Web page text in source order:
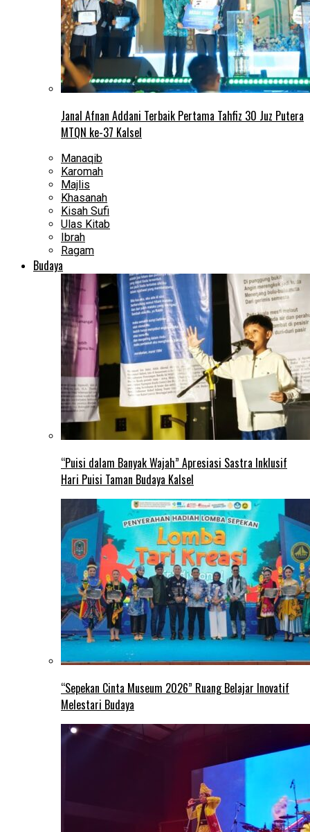
Janal Afnan Addani Terbaik Pertama Tahfiz 30 Juz Putera
MTQN ke-37 Kalsel
Manaqib
Karomah
Majlis
Khasanah
Kisah Sufi
Ulas Kitab
Ibrah
Ragam
Budaya
“Puisi dalam Banyak Wajah” Apresiasi Sastra Inklusif
Hari Puisi Taman Budaya Kalsel
“Sepekan Cinta Museum 2026” Ruang Belajar Inovatif
Melestari Budaya